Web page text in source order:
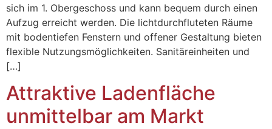
sich im 1. Obergeschoss und kann bequem durch einen
Aufzug erreicht werden. Die lichtdurchfluteten Räume
mit bodentiefen Fenstern und offener Gestaltung bieten
flexible Nutzungsmöglichkeiten. Sanitäreinheiten und
[…]
Attraktive Ladenfläche
unmittelbar am Markt